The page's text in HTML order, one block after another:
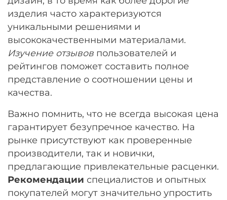
изделия часто характеризуются
уникальными решениями и
высококачественными материалами.
Изучение отзывов пользователей и
рейтингов поможет составить полное
представление о соотношении цены и
качества.
Важно помнить, что не всегда высокая цена
гарантирует безупречное качество. На
рынке присутствуют как проверенные
производители, так и новички,
предлагающие привлекательные расценки.
Рекомендации специалистов и опытных
покупателей могут значительно упростить